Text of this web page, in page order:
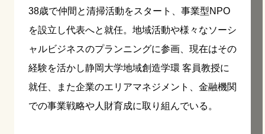
38歳で仲間と清掃活動をスタート、事業型NPO
を設立し代表へと就任。地域活動や様々なソーシ
ャルビジネスのプランニングに参画、現在はその
経験を活かし静岡大学地域創造学環 客員教授に
就任、また企業のエリアマネジメント、金融機関
での事業戦略や人財育成に取り組んでいる。